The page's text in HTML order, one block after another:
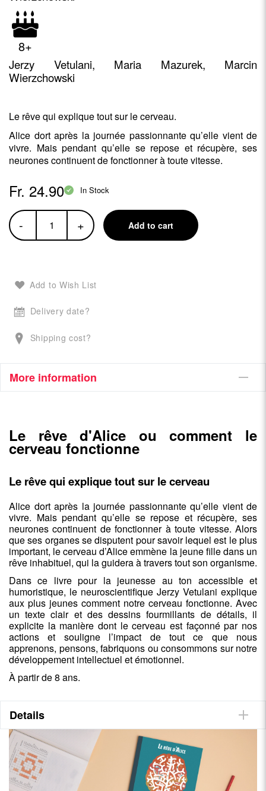
8+
Jerzy Vetulani, Maria Mazurek, Marcin
Wierzchowski
Le rêve qui explique tout sur le cerveau.
Alice dort après la journée passionnante qu’elle vient de
vivre. Mais pendant qu’elle se repose et récupère, ses
neurones continuent de fonctionner à toute vitesse.
Fr. 24.90 In Stock
- + Add to cart
Add to Wish List
Delivery date?
Shipping cost?
More information
Le rêve d'Alice ou comment le
cerveau fonctionne
Le rêve qui explique tout sur le cerveau
Alice dort après la journée passionnante qu’elle vient de
vivre. Mais pendant qu’elle se repose et récupère, ses
neurones continuent de fonctionner à toute vitesse. Alors
que ses organes se disputent pour savoir lequel est le plus
important, le cerveau d’Alice emmène la jeune fille dans un
rêve inhabituel, qui la guidera à travers tout son organisme.
Dans ce livre pour la jeunesse au ton accessible et
humoristique, le neuroscientifique Jerzy Vetulani explique
aux plus jeunes comment notre cerveau fonctionne. Avec
un texte clair et des dessins fourmillants de détails, il
explicite la manière dont le cerveau est façonné par nos
actions et souligne l’impact de tout ce que nous
apprenons, pensons, fabriquons ou consommons sur notre
développement intellectuel et émotionnel.
À partir de 8 ans.
Details